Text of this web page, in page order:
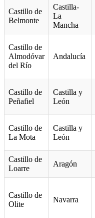
Castillo de
Belmonte
Castilla-
La
Mancha
Castillo de
Almodóvar
del Río
Andalucía
Castillo de
Peñafiel
Castilla y
León
Castillo de
La Mota
Castilla y
León
Castillo de
Loarre
Aragón
Castillo de
Olite
Navarra